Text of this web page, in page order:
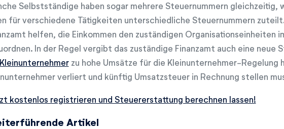
Selbstständige haben sogar mehrere Steuernummern gleichzeitig,
für verschiedene Tätigkeiten unterschiedliche Steuernummern
helfen, die Einkommen den zuständigen Organisationseinheiten
In der Regel vergibt das zuständige Finanzamt auch eine neue
Kleinunternehmerzu hohe Umsätze für die Kleinunternehmer-Regelung
verliert und künftig Umsatzsteuer in Rechnung stellen
kostenlos registrieren und Steuererstattung berechnen lassen!
Artikel